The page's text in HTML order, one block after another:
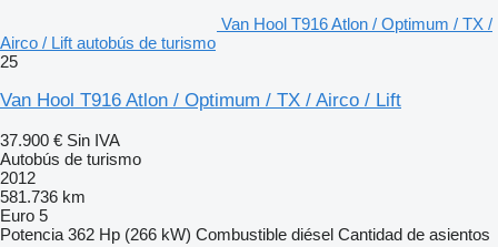
Van Hool T916 Atlon / Optimum / TX /
Airco / Lift autobús de turismo
25
Van Hool T916 Atlon / Optimum / TX / Airco / Lift
37.900 € Sin IVA
Autobús de turismo
2012
581.736 km
Euro 5
Potencia 362 Hp (266 kW) Combustible diésel Cantidad de asientos